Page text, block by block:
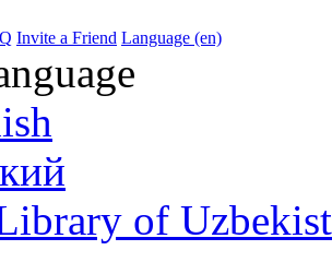
Invite a Friend Language (en)
of